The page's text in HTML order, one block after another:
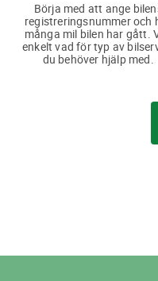
Börja med att ange
registreringsnummer och
många mil bilen har gått.
enkelt vad för typ av
du behöver hjälp med.